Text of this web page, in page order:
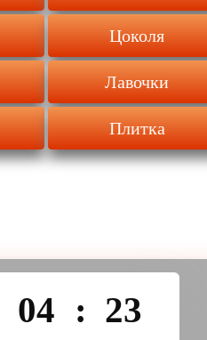
Цоколя
Лавочки
Плитка
04 : 23